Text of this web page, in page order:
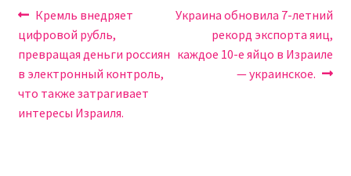
Навигация
по
записям
Предыдущая
запись:
Кремль внедряет
цифровой рубль,
превращая деньги россиян
в электронный контроль,
что также затрагивает
интересы Израиля.
Следующая
запись:
Украина обновила 7-летний
рекорд экспорта яиц,
каждое 10-е яйцо в Израиле
— украинское.